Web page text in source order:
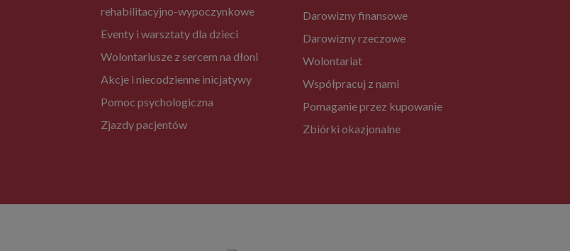
rehabilitacyjno-wypoczynkowe
Eventy i warsztaty dla dzieci
Wolontariusze z sercem na dłoni
Akcje i niecodzienne inicjatywy
Pomoc psychologiczna
Zjazdy pacjentów
Darowizny finansowe
Darowizny rzeczowe
Wolontariat
Współpracuj z nami
Pomaganie przez kupowanie
Zbiórki okazjonalne